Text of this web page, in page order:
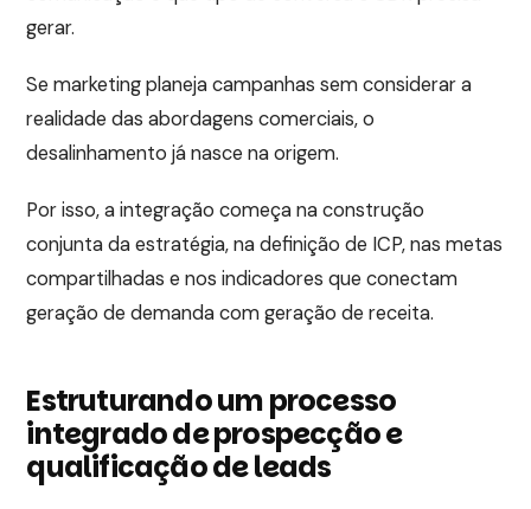
gerar.
Se marketing planeja campanhas sem considerar a
realidade das abordagens comerciais, o
desalinhamento já nasce na origem.
Por isso, a integração começa na construção
conjunta da estratégia, na definição de ICP, nas metas
compartilhadas e nos indicadores que conectam
geração de demanda com geração de receita.
Estruturando um processo
integrado de prospecção e
qualificação de leads